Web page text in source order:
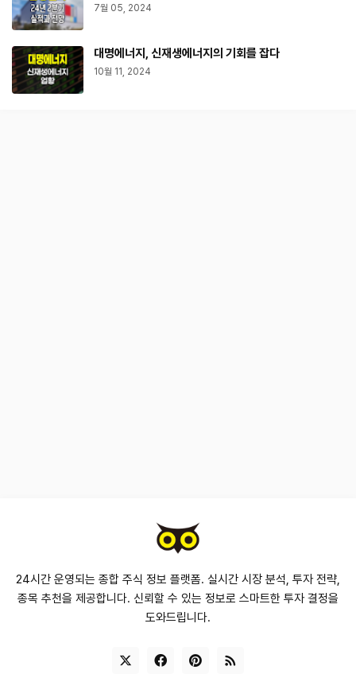
7월 05, 2024
대명에너지, 신재생에너지의 기회를 잡다
10월 11, 2024
24시간 운영되는 종합 주식 정보 플랫폼. 실시간 시장 분석, 투자 전략,
종목 추천을 제공합니다. 신뢰할 수 있는 정보로 스마트한 투자 결정을
도와드립니다.